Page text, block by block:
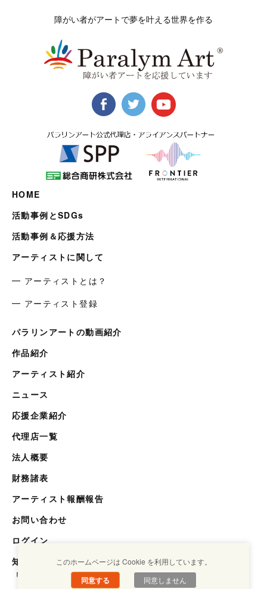
障がい者がアートで夢を叶える世界を作る
HOME
活動事例とSDGs
活動事例＆応援方法
アーティストに関して
━ アーティストとは？
━ アーティスト登録
パラリンアートの動画紹介
作品紹介
アーティスト紹介
ニュース
応援企業紹介
代理店一覧
法人概要
財務諸表
アーティスト報酬報告
お問い合わせ
ログイン
知らない世界を知るメディア
「キクエスト」
このホームページは Cookie を利用しています。
同意する 同意しません